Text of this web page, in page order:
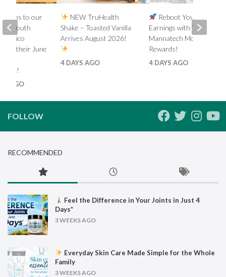
NEW TruHealth
Shake – Toasted Vanilla
Arrives August 2026!
4 DAYS AGO
Reboot Your
Earnings with Tiered
Mannatech Money
Rewards!
4 DAYS AGO
to our
South
Mexico
on their June
AGO
FOLLOW
RECOMMENDED
Feel the Difference in Your Joints in Just 4
Days*
3 WEEKS AGO
Everyday Skin Care Made Simple for the Whole
Family
3 WEEKS AGO